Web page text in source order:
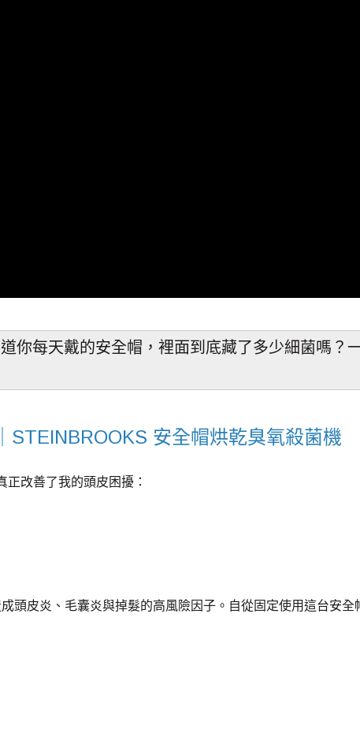
你每天戴的安全帽，裡面到底藏了多少細菌嗎？
安全帽烘乾臭氧殺菌機
正改善了我的頭皮困擾：
皮炎、毛囊炎與掉髮的高風險因子。自從固定使用這台安全